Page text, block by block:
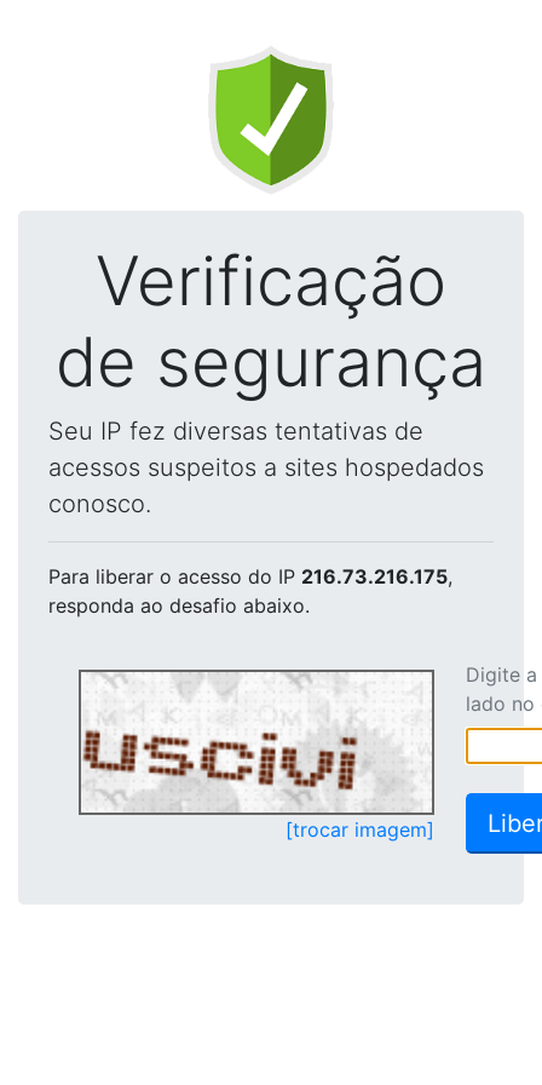
Verificação
de segurança
Seu IP fez diversas tentativas de
acessos suspeitos a sites hospedados
conosco.
Para liberar o acesso do IP 216.73.216.175,
responda ao desafio abaixo.
[trocar imagem]
Digite
lado no